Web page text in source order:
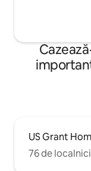
US Grant
76 de